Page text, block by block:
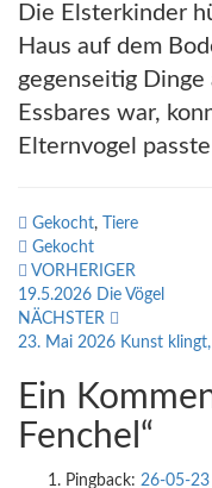
Die Elsterkinder
Haus auf dem
gegenseitig Dinge
Essbares war,
Elternvogel
Gekocht,
Tiere
Gekocht
VORHERIGER
19.5.2026 Die Vögel
NÄCHSTER
23. Mai 2026 Kunst
Ein
Fenchel “
Pingback: 26-05-23